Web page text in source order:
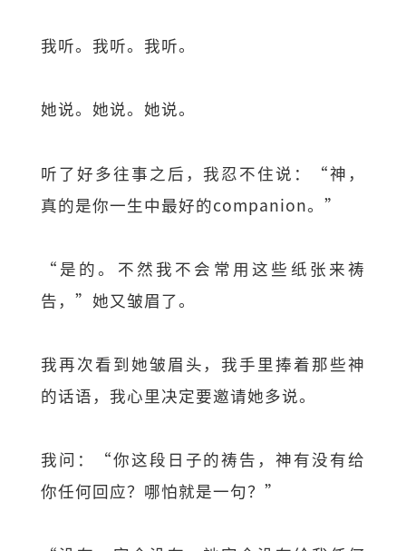
我听。我听。我听。
她说。她说。她说。
听了好多往事之后，我忍不住说：“神，
真的是你一生中最好的companion。”
“是的。不然我不会常用这些纸张来祷
告，”她又皱眉了。
我再次看到她皱眉头，我手里捧着那些神
的话语，我心里决定要邀请她多说。
我问：“你这段日子的祷告，神有没有给
你任何回应？哪怕就是一句？”